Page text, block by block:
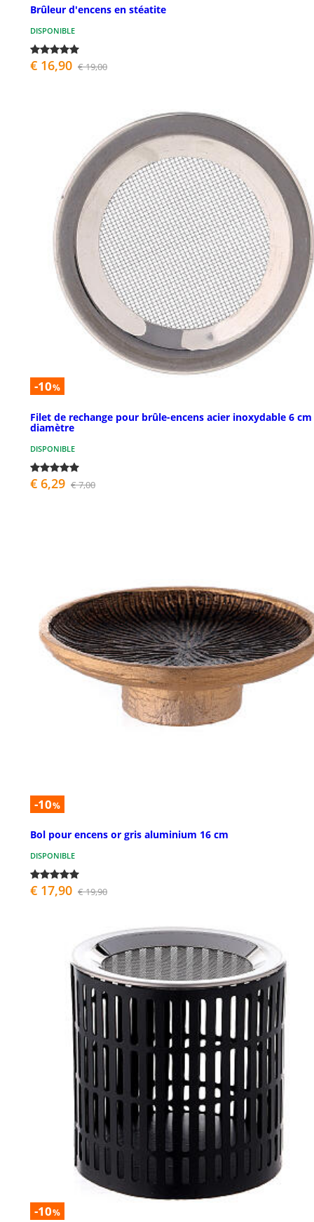
Brûleur d'encens en stéatite
DISPONIBLE
€ 16,90 € 19,00
-10%
Filet de rechange pour brûle-encens acier inoxydable 6 cm
diamètre
DISPONIBLE
€ 6,29 € 7,00
-10%
Bol pour encens or gris aluminium 16 cm
DISPONIBLE
€ 17,90 € 19,90
-10%